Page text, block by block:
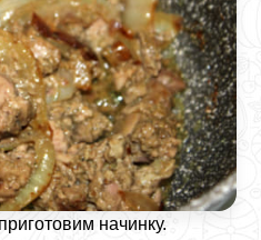
начинку.